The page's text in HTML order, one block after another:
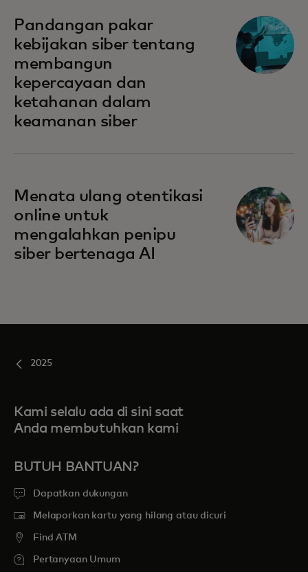
Pandangan pakar
kebijakan siber tentang
membangun
kepercayaan dan
ketahanan dalam
keamanan siber
Menata ulang otentikasi
online untuk
mengalahkan penipu
siber bertenaga AI
2025
Kami selalu ada di sini saat
Anda membutuhkan kami
BUTUH BANTUAN?
Dapatkan dukungan
Melaporkan kartu yang hilang atau dicuri
Find ATM
Pertanyaan Umum